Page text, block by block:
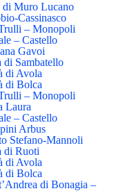
di Muro Lucano
Cassinasco
– Monopoli
– Castello
Gavoi
di Sambatello
di Avola
di Bolca
– Monopoli
Laura
– Castello
Arbus
Stefano-Mannoli
di Ruoti
di Avola
di Bolca
di Bonagia –